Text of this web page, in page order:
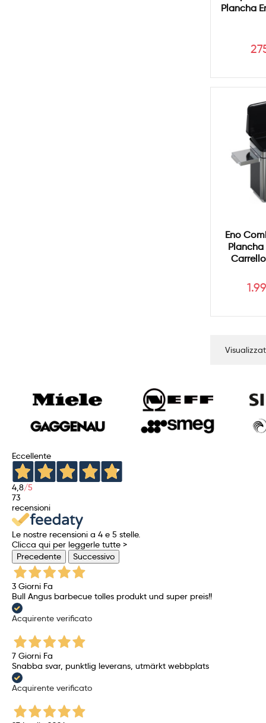
Plancha
Eno
Eccellente
4,8/5
73
recensioni
Le nostre recensioni a 4 e 5 stelle.
Clicca qui per leggerle tutte >
Precedente
Successivo
3 Giorni Fa
Bull Angus barbecue tolles produkt und super preis!!
Acquirente verificato
7 Giorni Fa
Snabba svar, punktlig leverans, utmärkt webbplats
Acquirente verificato